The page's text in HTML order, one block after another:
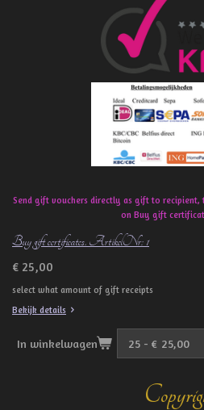
b
o
k
Send gift vouchers directly as gift to recipient,
on Buy gift
Buy gift certificates. ArtikelNr: 1
€ 25,00
select what amount of gift receipts
Bekijk details
In winkelwagen